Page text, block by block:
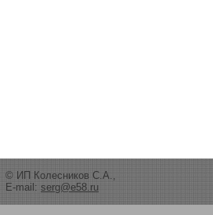
© ИП Колесников С.А.,
E-mail: serg@e58.ru